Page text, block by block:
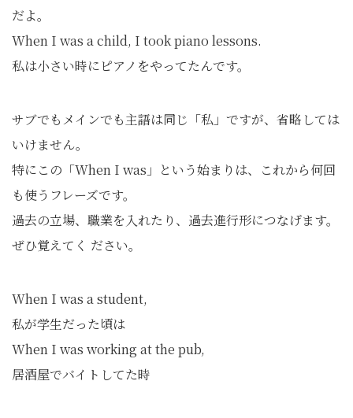
だよ。
When I was a child, I took piano lessons.
私は小さい時にピアノをやってたんです。
サブでもメインでも主語は同じ「私」ですが、省略しては
いけません。
特にこの「When I was」という始まりは、これから何回
も使うフレーズです。
過去の立場、職業を入れたり、過去進行形につなげます。
ぜひ覚えてく ださい。
When I was a student,
私が学生だった頃は
When I was working at the pub,
居酒屋でバイトしてた時